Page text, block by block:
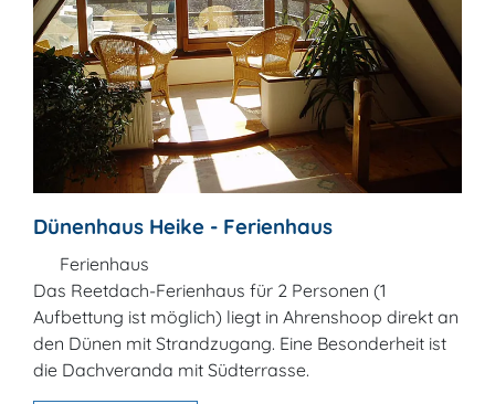
Dünenhaus Heike - Ferienhaus
Ferienhaus
Das Reetdach-Ferienhaus für 2 Personen (1
Aufbettung ist möglich) liegt in Ahrenshoop direkt an
den Dünen mit Strandzugang. Eine Besonderheit ist
die Dachveranda mit Südterrasse.